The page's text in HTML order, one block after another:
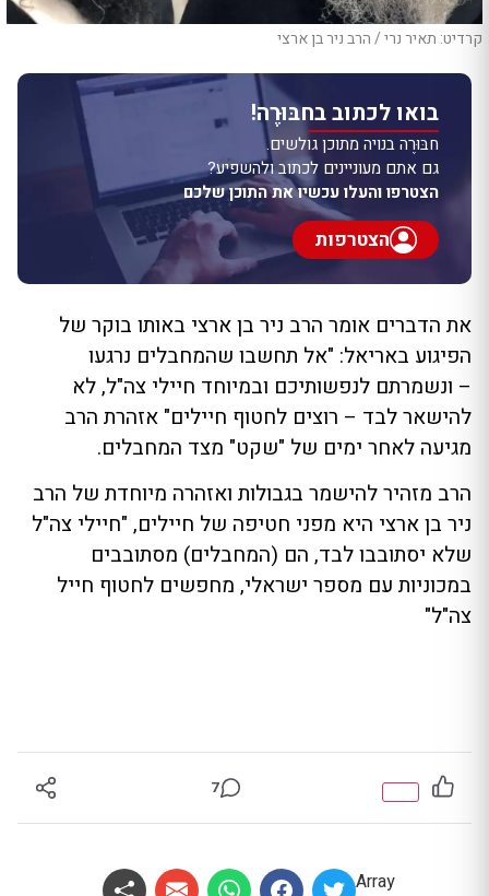
קרדיט: תאיר נרי / הרב ניר בן ארצי
בואו לכתוב בחבּוּרֶה!
חבּוּרֶה בנויה מתוכן גולשים.
גם אתם מעוניינים לכתוב ולהשפיע?
הצטרפו והעלו עכשיו את התוכן שלכם
הצטרפות
את הדברים אומר הרב ניר בן ארצי באותו בוקר של
הפיגוע באריאל: "אל תחשבו שהמחבלים נרגעו
– ונשמרתם לנפשותיכם ובמיוחד חיילי צה"ל, לא
להישאר לבד – רוצים לחטוף חיילים" אזהרת הרב
מגיעה לאחר ימים של "שקט" מצד המחבלים.
הרב מזהיר להישמר בגבולות ואזהרה מיוחדת של הרב
ניר בן ארצי היא מפני חטיפה של חיילים, "חיילי צה"ל
שלא יסתובבו לבד, הם (המחבלים) מסתובבים
במכוניות עם מספר ישראלי, מחפשים לחטוף חייל
צה"ל"
7
Array